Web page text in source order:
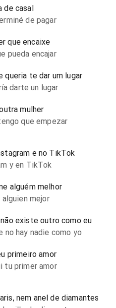
de casal
de pagar
que encaixe
pueda encajar
queria te dar um lugar
darte un lugar
mulher
que empezar
e no TikTok
y en TikTok
alguém melhor
alguien mejor
existe outro como eu
no hay nadie como yo
primeiro amor
tu primer amor
nem anel de diamantes